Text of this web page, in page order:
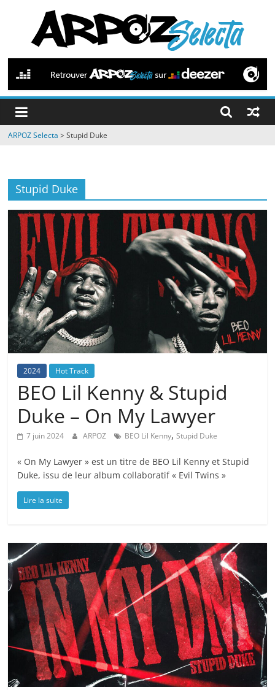
contenu
ARPOZ
Selecta
by
ARPOZ
ARPOZ Selecta >Stupid Duke
Stupid Duke
2024 Hot Track
BEO Lil Kenny & Stupid
Duke – On My Lawyer
7 juin 2024 ARPOZ BEO Lil Kenny,Stupid Duke
« On My Lawyer » est un titre de BEO Lil Kenny et Stupid
Duke, issu de leur album collaboratif « Evil Twins »
Lire la suite